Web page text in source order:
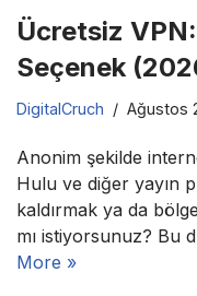
Ücretsiz
Seçenek
DigitalCruch Ağustos
Anonim şekilde
Hulu ve diğer yayın
kaldırmak ya da
mı istiyorsunuz? Bu
More »